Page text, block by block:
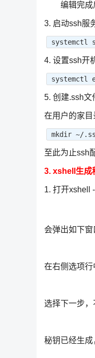
编辑完成
3. 启动ssh服
systemctl
4. 设置ssh开
systemctl
5. 创建.ssh文
在用户的家
mkdir ~/
至此为止ssh
3. xshell生成
1. 打开xshell
会弹出如下窗
在右侧选项
选择下一步
秘钥已经生